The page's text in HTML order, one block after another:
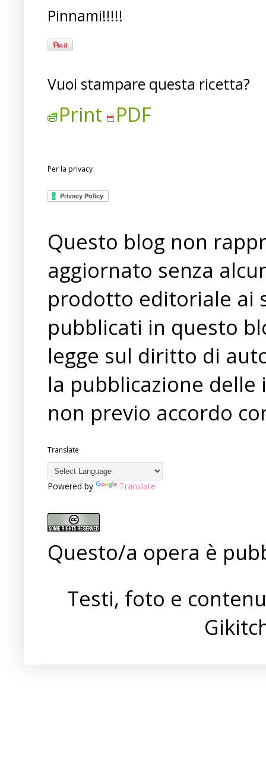
Pinnami!!!!!
Vuoi stampare questa ricetta?
Print PDF
Per la privacy
Questo blog non
aggiornato senza
prodotto editoriale ai
pubblicati in questo
legge sul diritto di
la pubblicazione
non previo accordo
Translate
Powered by Translate
Questo/a opera è
Testi, foto e